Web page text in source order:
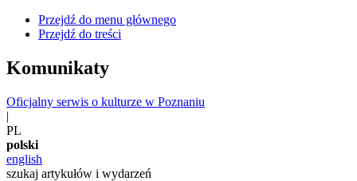
Przejdź do menu głównego
Przejdź do treści
Komunikaty
Oficjalny serwis o kulturze w Poznaniu
|
PL
polski
english
szukaj artykułów i wydarzeń